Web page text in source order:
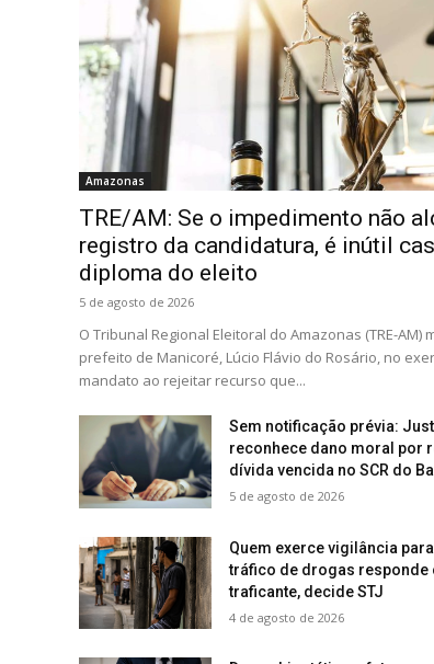
Amazonas
TRE/AM: Se o impedimento não
registro da candidatura, é inútil
diploma do eleito
5 de agosto de 2026
O Tribunal Regional Eleitoral do Amazonas (TRE-AM)
prefeito de Manicoré, Lúcio Flávio do Rosário, no
mandato ao rejeitar recurso que...
Sem notificação prévia:
reconhece dano moral por
dívida vencida no SCR do
5 de agosto de 2026
Quem exerce vigilância
tráfico de drogas responde
traficante, decide STJ
4 de agosto de 2026